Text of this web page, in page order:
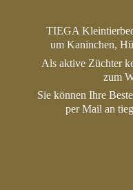
TIEGA
um Kaninchen,
Als aktive Züchter
zum
Sie können Ihre
per Mail an